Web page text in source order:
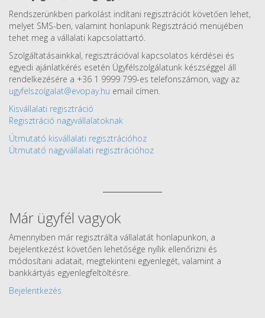
Rendszerünkben parkolást indítani regisztrációt követően lehet,
melyet SMS-ben, valamint honlapunk Regisztráció menüjében
tehet meg a vállalati kapcsolattartó.
Szolgáltatásainkkal, regisztrációval kapcsolatos kérdései és
egyedi ajánlatkérés esetén Ügyfélszolgálatunk készséggel áll
rendelkezésére a +36 1 9999 799-es telefonszámon, vagy az
ugyfelszolgalat@evopay.hu email címen.
Kisvállalati regisztráció
Regisztráció nagyvállalatoknak
Útmutató kisvállalati regisztrációhoz
Útmutató nagyvállalati regisztrációhoz
Már ügyfél vagyok
Amennyiben már regisztrálta vállalatát honlapunkon, a
bejelentkezést követően lehetősége nyílik ellenőrizni és
módosítani adatait, megtekinteni egyenlegét, valamint a
bankkártyás egyenlegfeltöltésre.
Bejelentkezés